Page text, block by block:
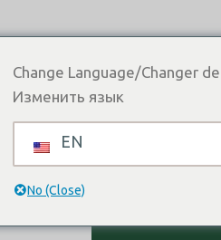
BLOG CONTACTAȚI-NE
Change Language/Changer
Изменить язык
EN
No (Close)